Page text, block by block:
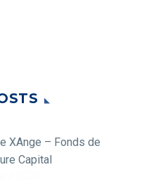
XAnge – Fonds de
Capital